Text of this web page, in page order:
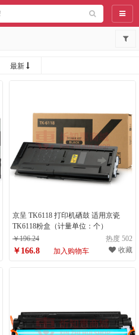
导航
最新
京呈 TK6118 打印机硒鼓 适用京瓷
TK6118粉盒（计量单位：个）
￥196.24
热度 502
￥166.8 加入购物车 收藏